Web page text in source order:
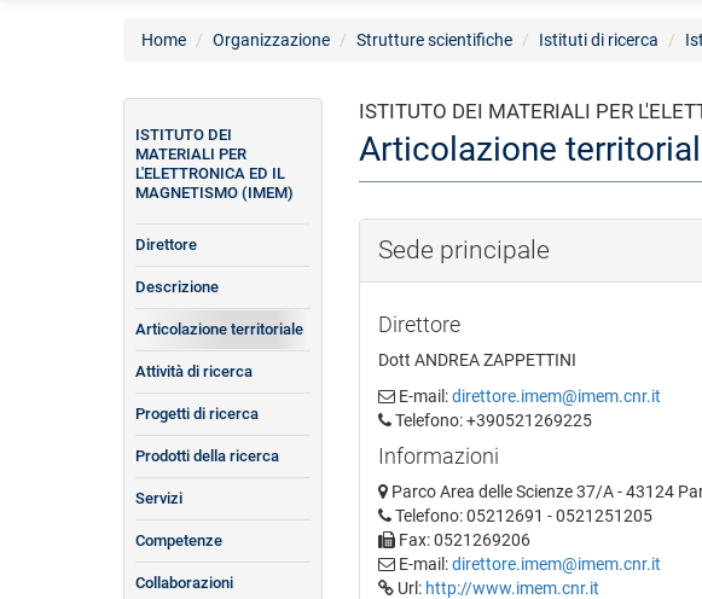
Home Organizzazione Strutture scientifiche Istituti di ricerca
ISTITUTO DEI MATERIALI PER
Articolazione
Sede principale
Direttore
Dott ANDREA ZAPPETTINI
E-mail:direttore.imem@imem.cnr.it
Telefono: +390521269225
Informazioni
Parco Area delle Scienze 37/A - 43124
Telefono: 05212691 - 0521251205
Fax: 0521269206
E-mail:direttore.imem@imem.cnr.it
Url: http://www.imem.cnr.it
ISTITUTO DEI
MATERIALI PER
L'ELETTRONICA ED IL
MAGNETISMO (IMEM)
Direttore
Descrizione
Articolazione territoriale
Attività di ricerca
Progetti di ricerca
Prodotti della ricerca
Servizi
Competenze
Collaborazioni